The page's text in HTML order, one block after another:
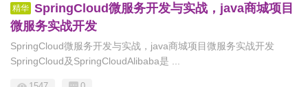
精华 SpringCloud微服务开发与实战，java商城项目
微服务实战开发
SpringCloud微服务开发与实战，java商城项目微服务实战开发
SpringCloud及SpringCloudAlibaba是 ...